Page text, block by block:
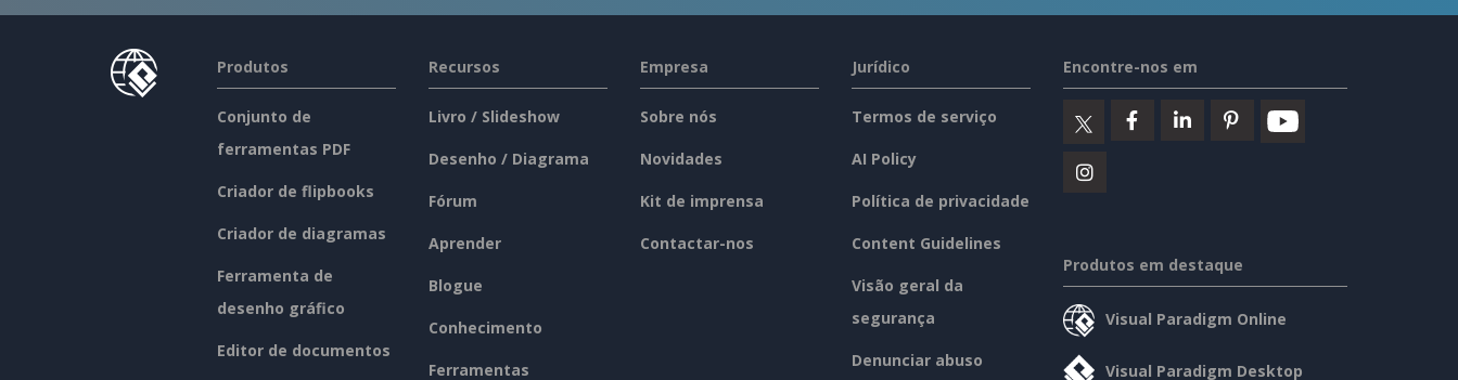
Produtos
Conjunto de
ferramentas PDF
Criador de flipbooks
Criador de diagramas
Ferramenta de
desenho gráfico
Editor de documentos
Recursos
Livro / Slideshow
Desenho / Diagrama
Fórum
Aprender
Blogue
Conhecimento
Ferramentas
Empresa
Sobre nós
Novidades
Kit de imprensa
Contactar-nos
Jurídico
Termos de serviço
AI Policy
Política de privacidade
Content Guidelines
Visão geral da
segurança
Denunciar abuso
Encontre-nos em
Produtos em destaque
Visual Paradigm Online
Visual Paradigm Desktop